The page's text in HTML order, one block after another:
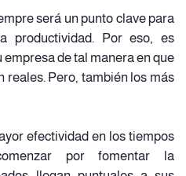
será un punto clave para
productividad. Por eso, es
de tal manera en que
reales. Pero, también los más
efectividad en los tiempos
por fomentar la